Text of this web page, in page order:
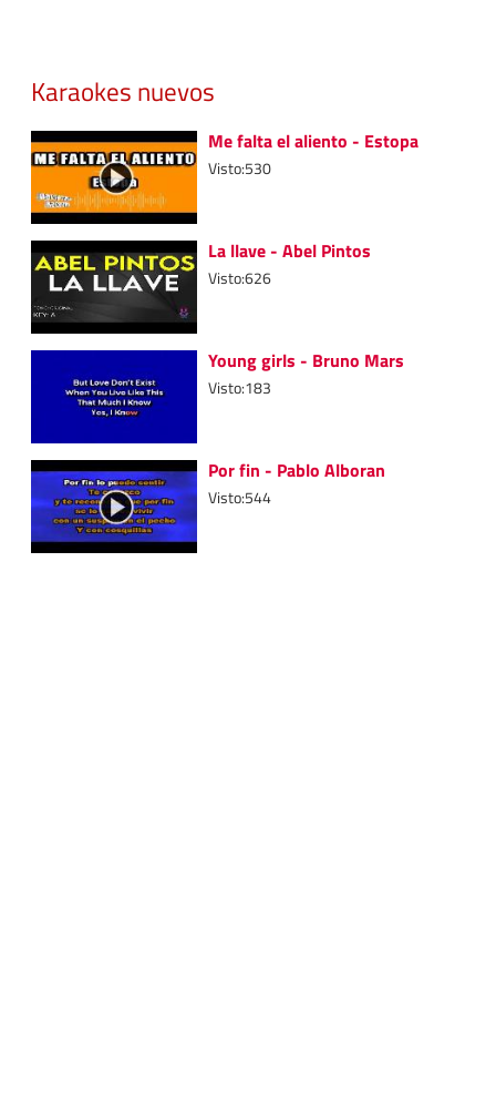
Karaokes nuevos
Me falta el aliento - Estopa
Visto:530
La llave - Abel Pintos
Visto:626
Young girls - Bruno Mars
Visto:183
Por fin - Pablo Alboran
Visto:544